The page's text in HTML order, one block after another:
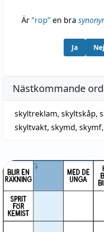
Är“rop”en bra
Ja Nej
Nästkommande ord
skyltreklam, skyltskåp,
skyltvakt, skymd, skymf,